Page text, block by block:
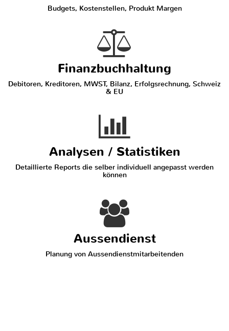
Budgets, Kostenstellen, Produkt Margen
Finanzbuchhaltung
Debitoren, Kreditoren, MWST, Bilanz, Erfolgsrechnung, Schweiz
& EU
Analysen / Statistiken
Detaillierte Reports die selber individuell angepasst werden
können
Aussendienst
Planung von Aussendienstmitarbeitenden